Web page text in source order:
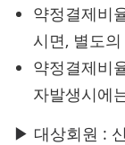
약정결제비
시면, 별도
약정결제비
자발생시에
▶ 대상회원 :